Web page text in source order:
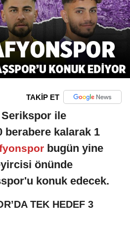
TAKİP ET
ile
berabere kalarak 1
bugün yine
önünde
konuk edecek.
TEK HEDEF 3